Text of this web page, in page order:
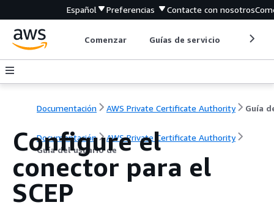
Español Preferencias Contacte con nosotros
Comenzar Guías de servicio
Documentación AWS Private Certificate Authority
Documentación
AWS Private Certificate Authority
Guía del usuario de
Configure el
conector para el
SCEP